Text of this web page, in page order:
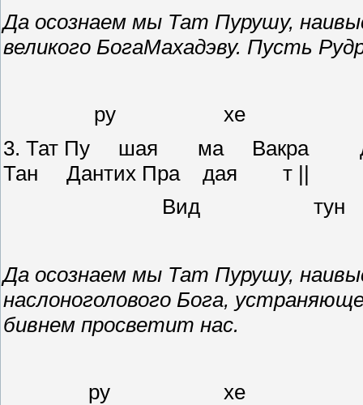
Да осознаем мы Тат Пурушу,
великого БогаМахадэву. Пусть
ру хе
3. Тат Пу шая ма Вакра
Тан Дантих Пра дая т ||
Вид
Да осознаем мы Тат Пурушу,
наслоноголового Бога,
бивнем просветит нас.
ру хе